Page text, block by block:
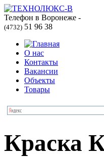
Телефон в Воронеже -
(4732) 51 96 38
О нас
Контакты
Вакансии
Объекты
Товары
Краска